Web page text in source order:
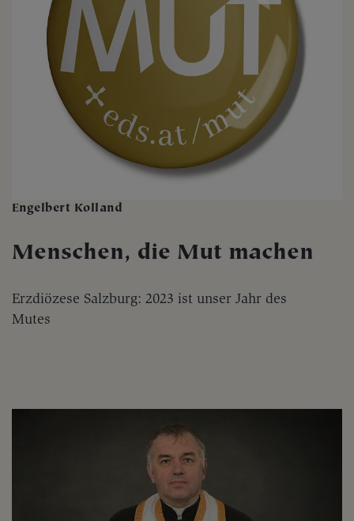
Engelbert Kolland
Menschen, die Mut machen
Erzdiözese Salzburg: 2023 ist unser Jahr des
Mutes